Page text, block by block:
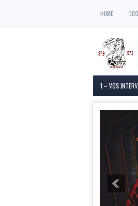
HOME
1 – VOS